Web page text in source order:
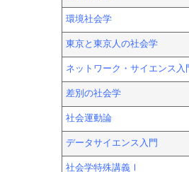
環境社会学
東京と東京人の社会学
ネットワーク・サイエンス入
差別の社会学
社会運動論
データサイエンス入門
社会学特殊講義Ⅰ